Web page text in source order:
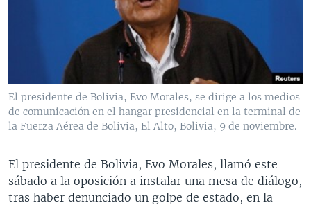
ENTRETENIMIENTO Y CULTURA
TECNOLOGÍA
DEPORTES
CIENCIA Y SALUD
FOTOGRAFÍA
AUDIOS
EL MUNDO AL DÍA
FORO INTERAMERICANO
VISIÓN 360
PANORAMA
AVANCE INFORMATIVO
AUDIONOTICIAS
ESTADOS UNIDOS AL DÍA
EL MUNDO AL DÍA [RADIO]
DIRECT
DOCUMENTALES DE LA VOA
SÍGANOS
El presidente de Bolivia, Evo Morales, se dirige a los medios
de comunicación en el hangar presidencial en la terminal de
la Fuerza Aérea de Bolivia, El Alto, Bolivia, 9 de noviembre.
El presidente de Bolivia, Evo Morales, llamó este
sábado a la oposición a instalar una mesa de diálogo,
tras haber denunciado un golpe de estado, en la